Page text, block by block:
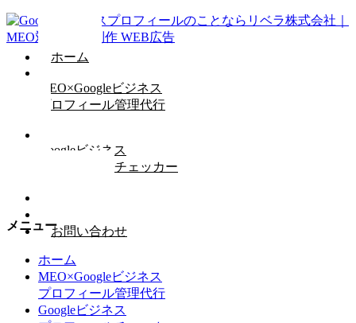
ホーム
MEO×Googleビジネス
プロフィール管理代行
Googleビジネス
プロフィールチェッカー
お問い合わせ
メニュー
ホーム
MEO×Googleビジネス
プロフィール管理代行
Googleビジネス